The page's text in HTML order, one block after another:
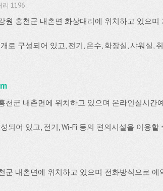
리 1196
원 홍천군 내촌면 화상대리에 위치하고 있으
로 구성되어 있고, 전기, 온수, 화장실, 샤워실,
천군 내촌면에 위치하고 있으며 온라인실시간
되어 있고, 전기, Wi-Fi 등의 편의시설을 이용할
군 내촌면에 위치하고 있으며 전화방식으로 예